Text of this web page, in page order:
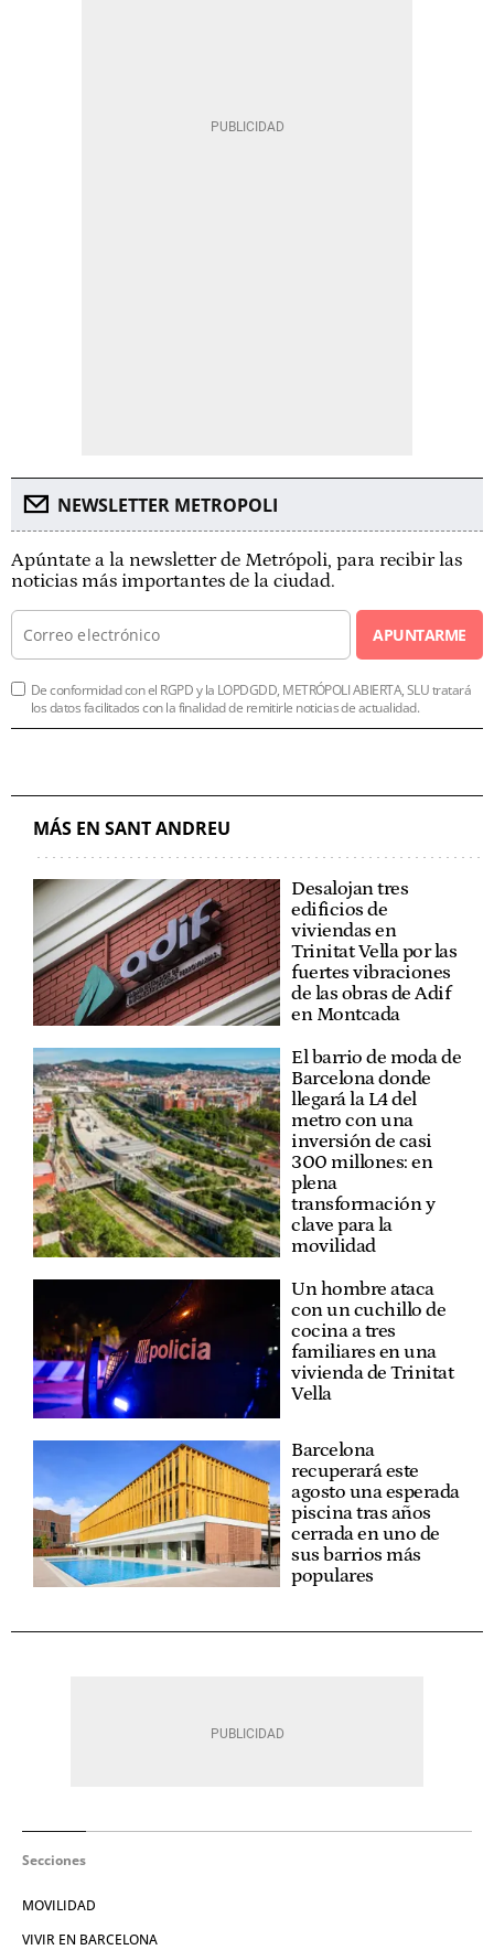
NEWSLETTER METROPOLI
Apúntate a la newsletter de Metrópoli, para recibir las
noticias más importantes de la ciudad.
APUNTARME
De conformidad con el RGPD y la LOPDGDD, METRÓPOLI ABIERTA, SLU tratará
los datos facilitados con la finalidad de remitirle noticias de actualidad.
MÁS EN SANT ANDREU
Desalojan tres
edificios de
viviendas en
Trinitat Vella por las
fuertes vibraciones
de las obras de Adif
en Montcada
El barrio de moda de
Barcelona donde
llegará la L4 del
metro con una
inversión de casi
300 millones: en
plena
transformación y
clave para la
movilidad
Un hombre ataca
con un cuchillo de
cocina a tres
familiares en una
vivienda de Trinitat
Vella
Barcelona
recuperará este
agosto una esperada
piscina tras años
cerrada en uno de
sus barrios más
populares
Secciones
MOVILIDAD
VIVIR EN BARCELONA